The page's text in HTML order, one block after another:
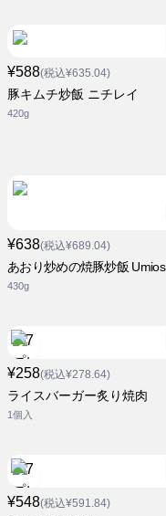
¥588(税込¥635.04)
豚キムチ炒飯 ニチレイ
420g
¥638(税込¥689.04)
あおり炒めの焼豚炒飯 Umios
430g
¥258(税込¥278.64)
ライスバーガー炙り焼肉
1個入
¥548(税込¥591.84)